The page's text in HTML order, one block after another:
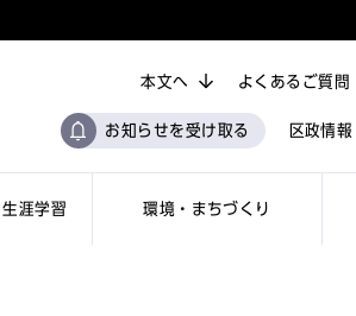
涯学習 環境・まちづくり
区政情報
本文へ よくあるご質問
お知らせを受け取る